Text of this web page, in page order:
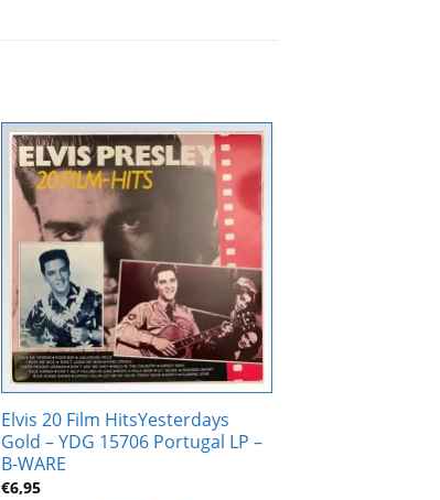
Zur
Wunschliste
hinzufügen
Elvis 20 Film HitsYesterdays
Gold – YDG 15706 Portugal LP –
B-WARE
€6,95